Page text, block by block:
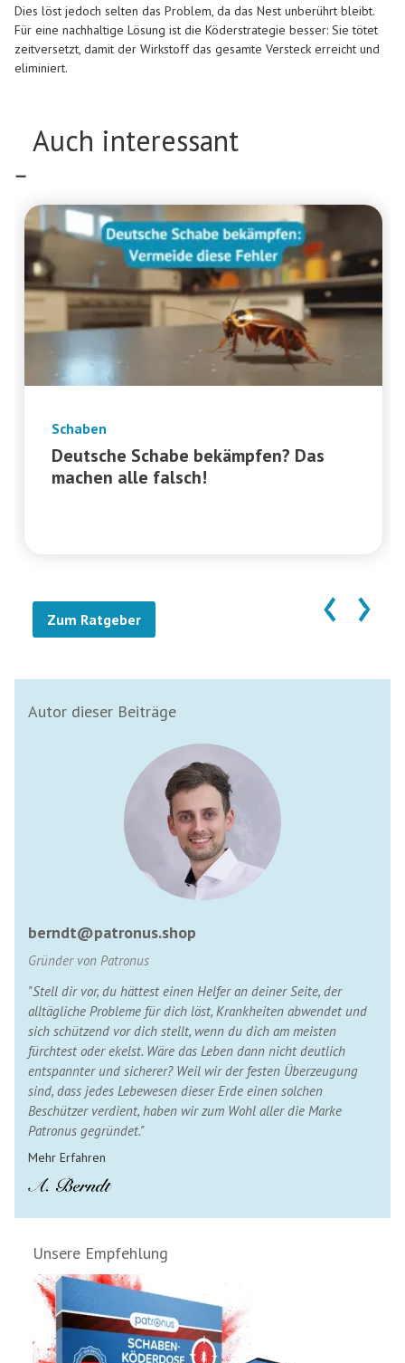
Dies löst jedoch selten das Problem, da das Nest unberührt bleibt.
Für eine nachhaltige Lösung ist die Köderstrategie besser: Sie tötet
zeitversetzt, damit der Wirkstoff das gesamte Versteck erreicht und
eliminiert.
Auch interessant
Schaben
Deutsche Schabe bekämpfen? Das
machen alle falsch!
‹ ›
Zum Ratgeber
Autor dieser Beiträge
berndt@patronus.shop
Gründer von Patronus
"Stell dir vor, du hättest einen Helfer an deiner Seite, der
alltägliche Probleme für dich löst, Krankheiten abwendet und
sich schützend vor dich stellt, wenn du dich am meisten
fürchtest oder ekelst. Wäre das Leben dann nicht deutlich
entspannter und sicherer? Weil wir der festen Überzeugung
sind, dass jedes Lebewesen dieser Erde einen solchen
Beschützer verdient, haben wir zum Wohl aller die Marke
Patronus gegründet."
Mehr Erfahren
Unsere Empfehlung